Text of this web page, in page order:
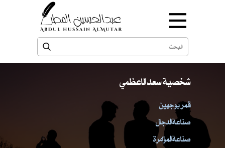
شخصية سعد الاعظمي
قمر بوجهين
صناعة الدجال
صناعة المؤامرة